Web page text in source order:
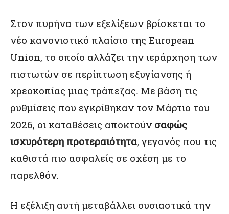
Στον πυρήνα των εξελίξεων βρίσκεται το
νέο κανονιστικό πλαίσιο της European
Union, το οποίο αλλάζει την ιεράρχηση των
πιστωτών σε περίπτωση εξυγίανσης ή
χρεοκοπίας μιας τράπεζας. Με βάση τις
ρυθμίσεις που εγκρίθηκαν τον Μάρτιο του
2026, οι καταθέσεις αποκτούν σαφώς
ισχυρότερη προτεραιότητα, γεγονός που τις
καθιστά πιο ασφαλείς σε σχέση με το
παρελθόν.
Η εξέλιξη αυτή μεταβάλλει ουσιαστικά την